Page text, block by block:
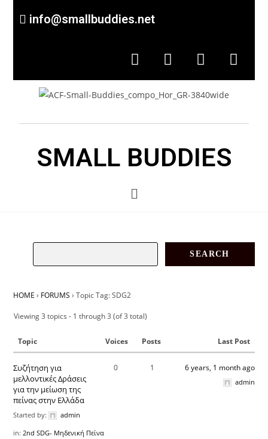
info@smallbuddies.net
SMALL BUDDIES
HOME › FORUMS › Topic Tag: SDG2
Viewing 3 topics - 1 through 3 (of 3 total)
Topic Voices Posts Last Post
Συζήτηση για
μελλοντικές Δράσεις
για την μείωση της
πείνας στην Ελλάδα
Started by:
admin
in:2nd SDG- Μηδενική Πείνα
0 1 6 years, 1 month ago
admin